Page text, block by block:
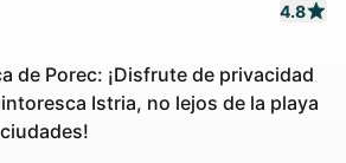
4.8
de Porec: ¡Disfrute de privacidad
Istria, no lejos de la playa